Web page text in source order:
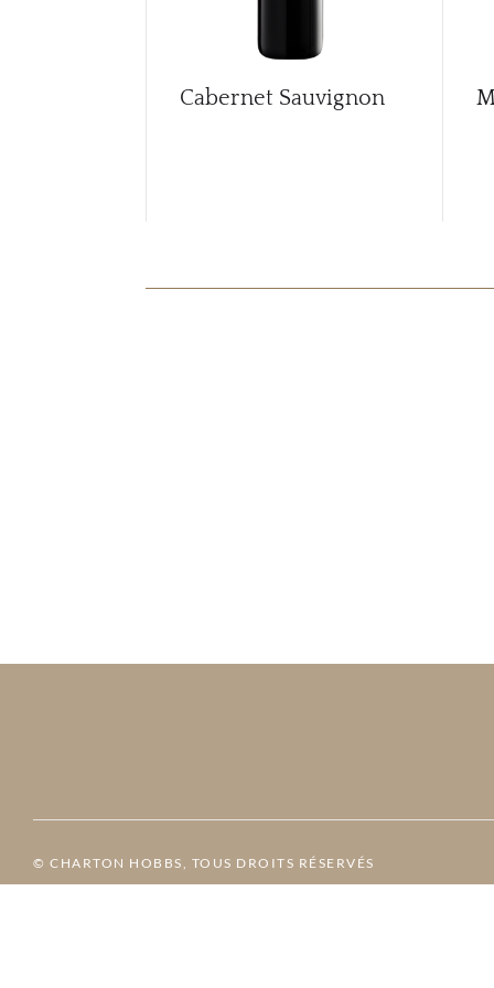
Cabernet Sauvignon
© CHARTON HOBBS, TOUS DROITS RÉSERVÉS